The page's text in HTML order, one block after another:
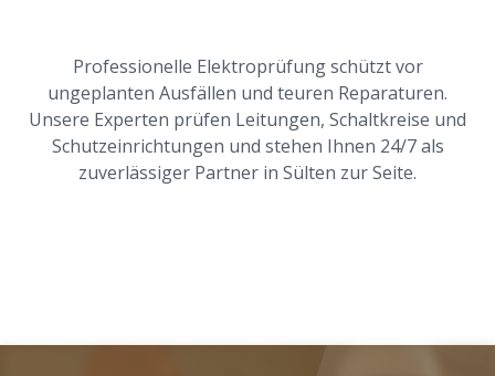
Professionelle Elektroprüfung schützt vor
ungeplanten Ausfällen und teuren Reparaturen.
Unsere Experten prüfen Leitungen, Schaltkreise und
Schutzeinrichtungen und stehen Ihnen 24/7 als
zuverlässiger Partner in Sülten zur Seite.